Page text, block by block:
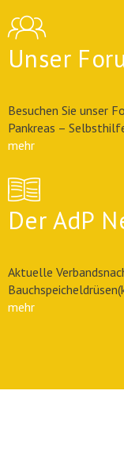
Unser
Besuchen Sie unser
Pankreas –
mehr
Der AdP
Aktuelle
mehr